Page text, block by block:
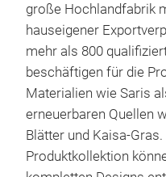
große Hochlandfabrik
hauseigener
mehr als 800
beschäftigen für die
Materialien wie Saris
erneuerbaren Quellen
Blätter und Kaisa-
Produktkollektion